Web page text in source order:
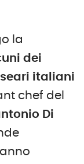
la
dei
italiani
chef del
Di